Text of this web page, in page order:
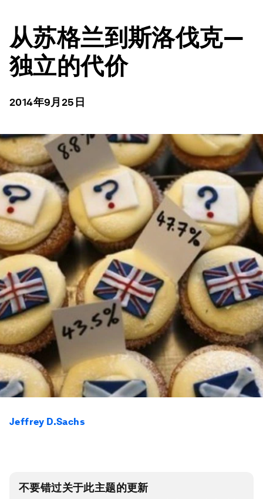
从苏格兰到斯洛伐克—
独立的代价
2014年9月25日
Jeffrey D.Sachs
不要错过关于此主题的更新